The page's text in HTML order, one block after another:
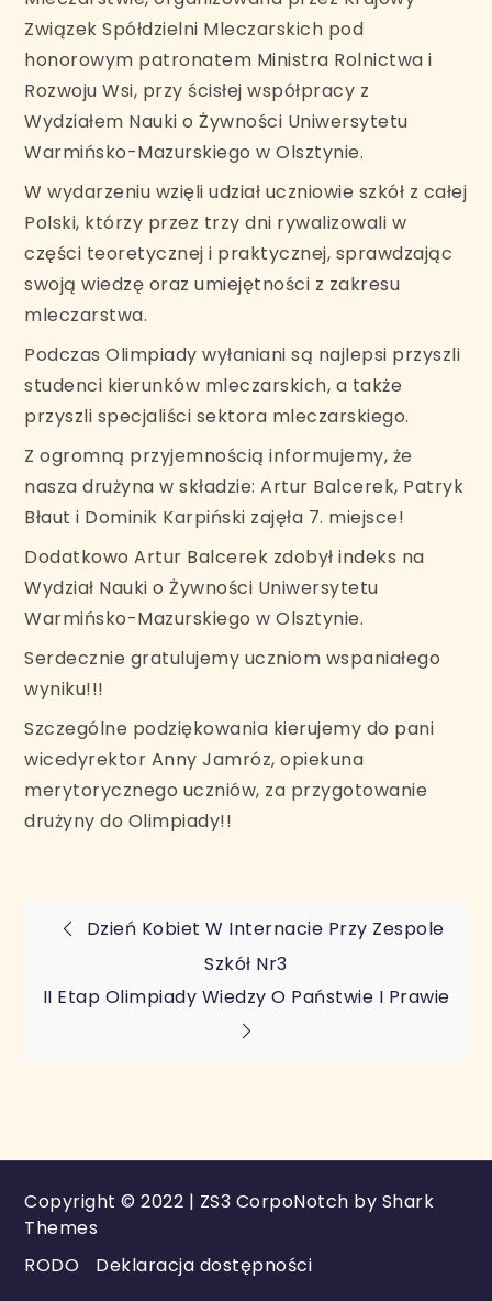
Związek Spółdzielni Mleczarskich pod
honorowym patronatem Ministra Rolnictwa i
Rozwoju Wsi, przy ścisłej współpracy z
Wydziałem Nauki o Żywności Uniwersytetu
Warmińsko-Mazurskiego w Olsztynie.
W wydarzeniu wzięli udział uczniowie szkół z całej
Polski, którzy przez trzy dni rywalizowali w
części teoretycznej i praktycznej, sprawdzając
swoją wiedzę oraz umiejętności z zakresu
mleczarstwa.
Podczas Olimpiady wyłaniani są najlepsi przyszli
studenci kierunków mleczarskich, a także
przyszli specjaliści sektora mleczarskiego.
Z ogromną przyjemnością informujemy, że
nasza drużyna w składzie: Artur Balcerek, Patryk
Błaut i Dominik Karpiński zajęła 7. miejsce!
Dodatkowo Artur Balcerek zdobył indeks na
Wydział Nauki o Żywności Uniwersytetu
Warmińsko-Mazurskiego w Olsztynie.
Serdecznie gratulujemy uczniom wspaniałego
wyniku!!!
Szczególne podziękowania kierujemy do pani
wicedyrektor Anny Jamróz, opiekuna
merytorycznego uczniów, za przygotowanie
drużyny do Olimpiady!!
Nawigacja
wpisu
Dzień Kobiet W Internacie Przy Zespole
Szkół Nr3
II Etap Olimpiady Wiedzy O Państwie I Prawie
Copyright © 2022 | ZS3 CorpoNotch by Shark
Themes
RODO
Deklaracja dostępności